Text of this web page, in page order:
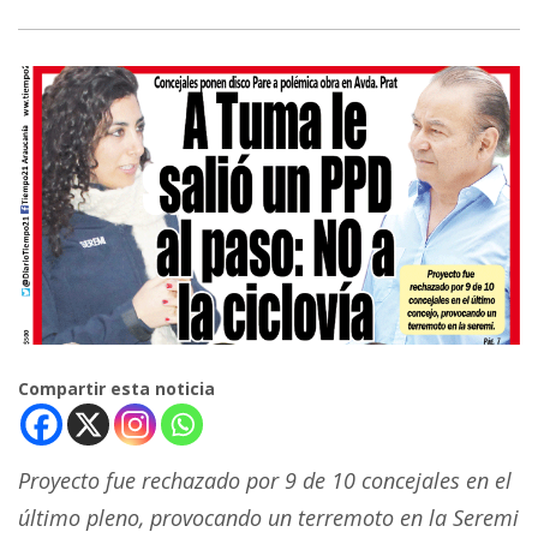
Compartir esta noticia
Proyecto fue rechazado por 9 de 10 concejales en el
último pleno, provocando un terremoto en la Seremi